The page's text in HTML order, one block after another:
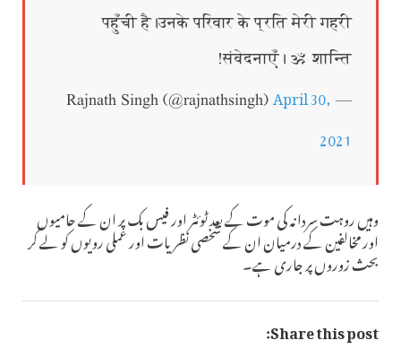
पहुँची है।उनके परिवार के प्रति मेरी गहरी
संवेदनाएँ। ॐ शान्ति!
— Rajnath Singh (@rajnathsingh)
April 30,
2021
وہیں روہت سردانہ کی موت کے بعد ٹوئٹر اور فیس بک پر ان کے حامیوں
اور مخالفین کے درمیان ان کے شخصی نظریات اور عملی رویوں کو لے کر
بحث زوروں پر جاری ہے۔
Share this post: